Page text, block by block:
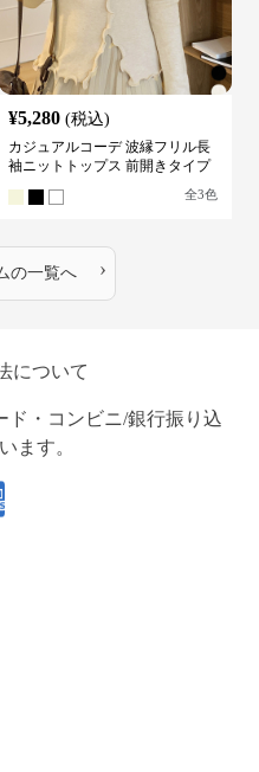
¥5,280 (税込)
カジュアルコーデ 波縁フリル長
袖ニットトップス 前開きタイプ
全3色
の一覧へ ›
について
ド・コンビニ/銀行振り込
ます。